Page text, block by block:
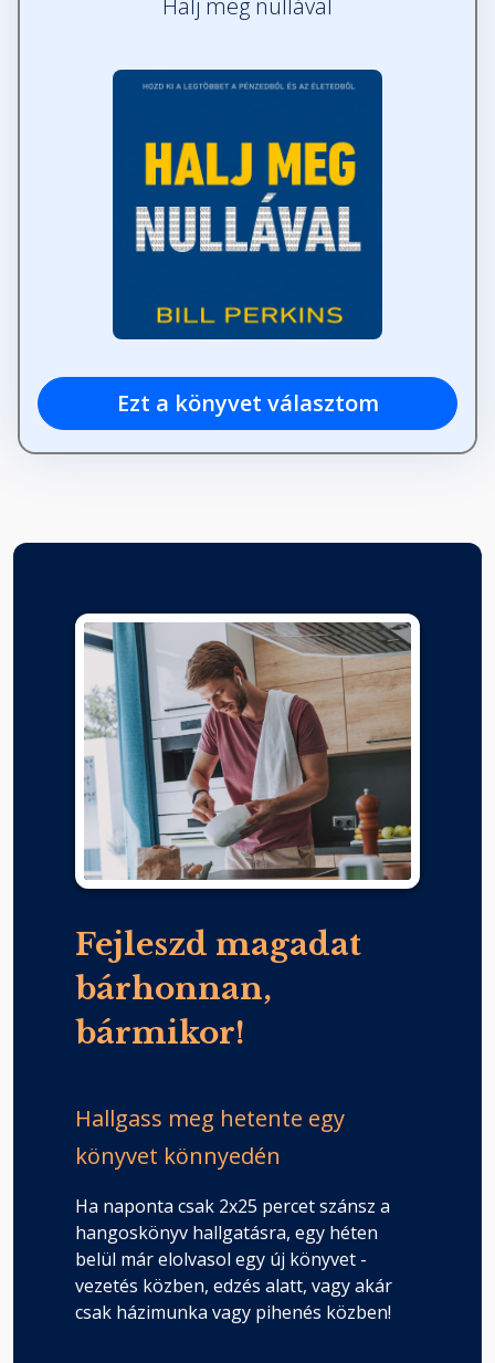
Halj meg nullával
Ezt a könyvet választom
Fejleszd magadat
bárhonnan,
bármikor!
Hallgass meg hetente egy
könyvet könnyedén
Ha naponta csak 2x25 percet szánsz a
hangoskönyv hallgatásra, egy héten
belül már elolvasol egy új könyvet -
vezetés közben, edzés alatt, vagy akár
csak házimunka vagy pihenés közben!